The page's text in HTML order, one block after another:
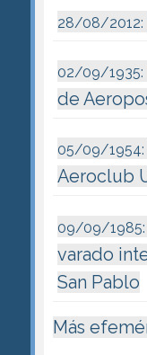
28/08/2012:
02/09/1935:
de
05/09/1954:
Aeroclub
09/09/1985:
varado
San Pablo
Más